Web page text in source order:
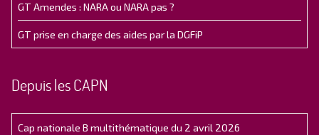
GT Amendes : NARA ou NARA pas ?
GT prise en charge des aides par la DGFiP
Depuis les CAPN
Cap nationale B multithématique du 2 avril 2026